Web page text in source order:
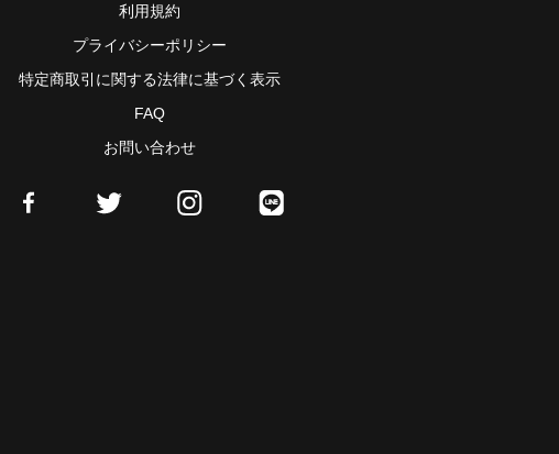
利用規約
プライバシーポリシー
特定商取引に関する法律に基づく表示
FAQ
お問い合わせ